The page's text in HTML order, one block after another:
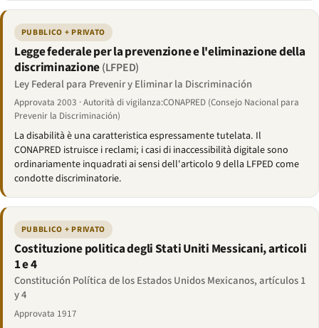
PUBBLICO + PRIVATO
Legge federale per la prevenzione e l'eliminazione della
discriminazione(LFPED)
Ley Federal para Prevenir y Eliminar la Discriminación
Approvata 2003 · Autorità di vigilanza:CONAPRED (Consejo Nacional para
Prevenir la Discriminación)
La disabilità è una caratteristica espressamente tutelata. Il
CONAPRED istruisce i reclami; i casi di inaccessibilità digitale sono
ordinariamente inquadrati ai sensi dell'articolo 9 della LFPED come
condotte discriminatorie.
PUBBLICO + PRIVATO
Costituzione politica degli Stati Uniti Messicani, articoli
1 e 4
Constitución Política de los Estados Unidos Mexicanos, artículos 1
y 4
Approvata 1917